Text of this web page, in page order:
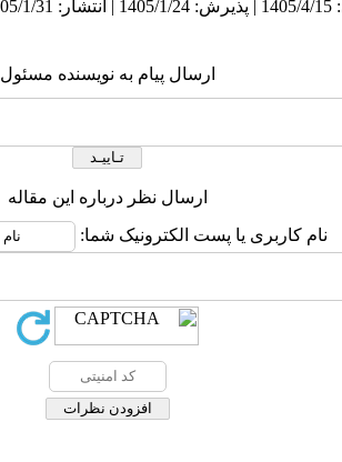
ارسال پیام به نویسنده مسئول
ارسال نظر درباره این مقاله
نام کاربری یا پست الکترونیک شما: